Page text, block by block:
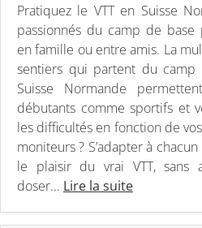
Pratiquez le VTT en Suisse
passionnés du camp de base
en famille ou entre amis. La
sentiers qui partent du
Suisse Normande
débutants comme sportifs et
les difficultés en fonction de
moniteurs ? S’adapter à
le plaisir du vrai VTT, sans
doser... Lire la suite